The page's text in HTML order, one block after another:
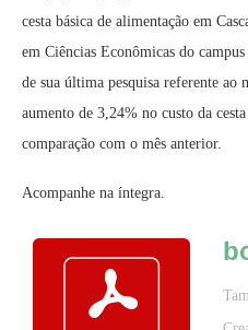
cesta básica de alimentação em
em Ciências Econômicas do
de sua última pesquisa referente ao
aumento de 3,24% no custo da
comparação com o mês anterior.
Acompanhe na íntegra.